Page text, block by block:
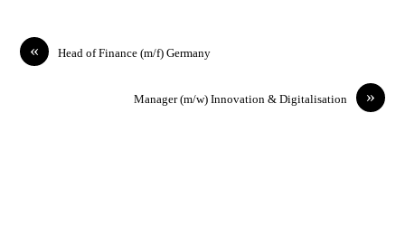
« Head of Finance (m/f) Germany
»
Manager (m/w) Innovation & Digitalisation